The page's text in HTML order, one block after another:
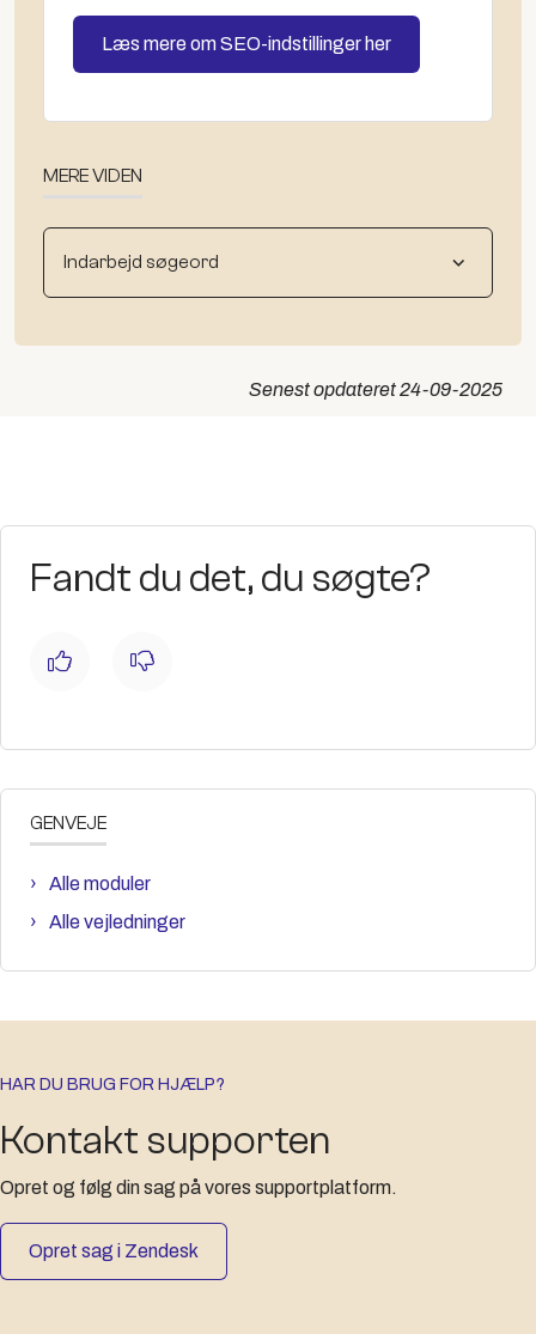
Læs mere om SEO-indstillinger her
MERE VIDEN
Indarbejd søgeord
Senest opdateret24-09-2025
Fandt du det, du søgte?
GENVEJE
Alle moduler
Alle vejledninger
HAR DU BRUG FOR HJÆLP?
Kontakt supporten
Opret og følg din sag på vores supportplatform.
Opret sag i Zendesk